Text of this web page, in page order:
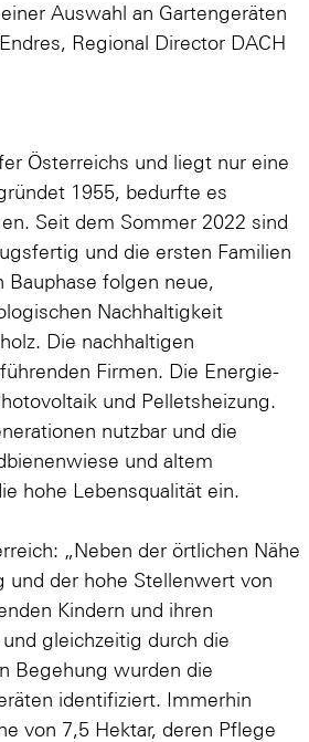
Auswahl an Gartengeräten
Regional Director DACH
Österreichs und liegt nur eine
1955, bedurfte es
Seit dem Sommer 2022 sind
und die ersten Familien
Bauphase folgen neue,
Nachhaltigkeit
Die nachhaltigen
Firmen. Die Energie-
und Pelletsheizung.
nutzbar und die
und altem
hohe Lebensqualität ein.
„Neben der örtlichen Nähe
und der hohe Stellenwert von
Kindern und ihren
gleichzeitig durch die
Begehung wurden die
identifiziert. Immerhin
von 7,5 Hektar, deren Pflege